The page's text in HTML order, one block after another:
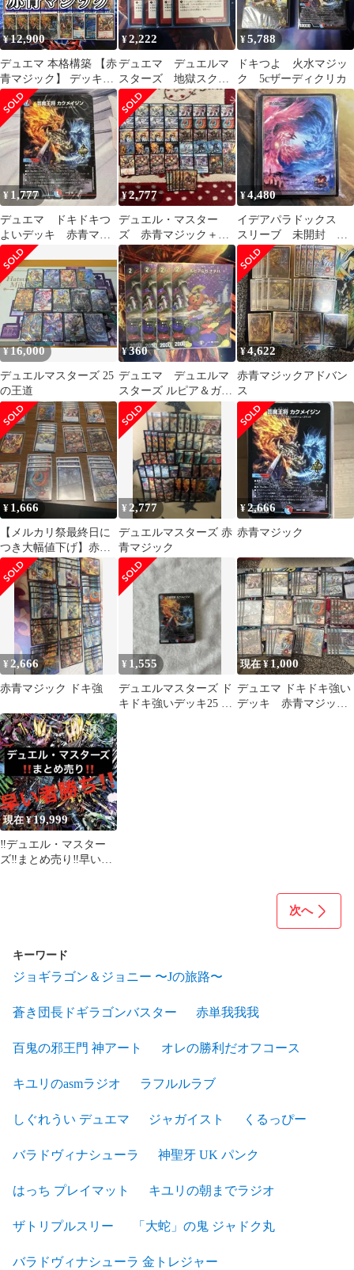
¥12,900
デュエマ 本格構築 【赤
青マジック】 デッキ＆
二重スリーブ
¥2,222
デュエマ デュエルマ
スターズ 地獄スクラ
ッパー 初期 旧枠
クラシック
¥5,788
ドキつよ 火水マジッ
ク 5cザーディクリカ
¥ 1,777
デュエマ ドキドキつ
よいデッキ 赤青マジ
ック 未開封
¥2,777
デュエル・マスター
ズ 赤青マジック＋パ
ーツ
¥4,480
イデアパラドックス
スリーブ 未開封 超
CS 公式サプライ
¥16,000
デュエルマスターズ 25
の王道
¥360
デュエマ デュエルマ
スターズ ルピア＆ガナ
テハMAX 4枚
¥4,622
赤青マジックアドバン
ス
¥ 1,666
【メルカリ祭最終日に
つき大幅値下げ】赤青
マジック デッキパーツ
¥ 2,777
デュエルマスターズ 赤
青マジック
¥2,666
赤青マジック
¥ 2,666
赤青マジック ドキ強
¥ 1,555
デュエルマスターズ ド
キドキ強いデッキ25 火
現在 ¥1,000
デュエマ ドキドキ強い
デッキ 赤青マジッ
現在 ¥19,999
‼️デュエル・マスター
ズ‼️まとめ売り‼️早い者
次へ
キーワード
ジョギラゴン＆ジョニー 〜Jの旅路〜
蒼き団長ドギラゴンバスター 赤単我我我
百鬼の邪王門 神アート オレの勝利だオフコース
キユリのasmラジオ ラフルルラブ
しぐれうい デュエマ ジャガイスト くるっぴー
バラドヴィナシューラ 神聖牙 UK パンク
はっち プレイマット キユリの朝までラジオ
ザトリプルスリー 「大蛇」の鬼 ジャドク丸
バラドヴィナシューラ 金トレジャー